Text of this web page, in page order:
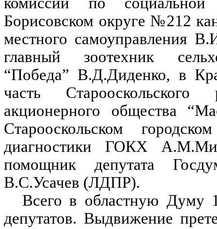
Борисовском округе №212
местного самоуправления
главный зоотехник
“Победа” В.Д.Диденко, в
часть
акционерного общества
Старооскольском
диагностики ГОКХ
помощник депутата
В.С.Усачев (ЛДПР).
Всего в областную Думу
депутатов. Выдвижение